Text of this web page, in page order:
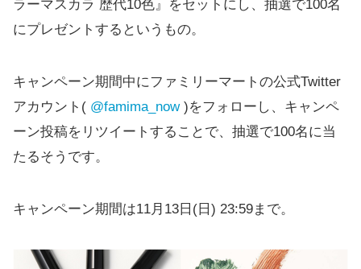
ラーマスカラ 歴代10色』をセットにし、抽選で100名
にプレゼントするというもの。
キャンペーン期間中にファミリーマートの公式Twitter
アカウント( @famima_now)をフォローし、キャンペ
ーン投稿をリツイートすることで、抽選で100名に当
たるそうです。
キャンペーン期間は11月13日(日) 23:59まで。